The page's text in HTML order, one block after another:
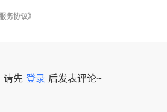
务协议》
请先 登录 后发表评论~